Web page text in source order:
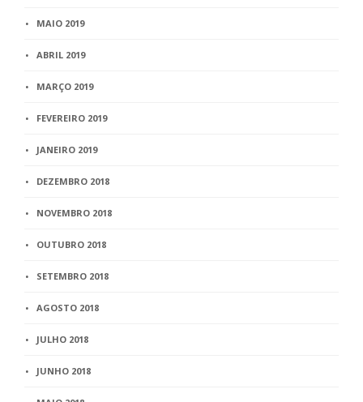
MAIO 2019
ABRIL 2019
MARÇO 2019
FEVEREIRO 2019
JANEIRO 2019
DEZEMBRO 2018
NOVEMBRO 2018
OUTUBRO 2018
SETEMBRO 2018
AGOSTO 2018
JULHO 2018
JUNHO 2018